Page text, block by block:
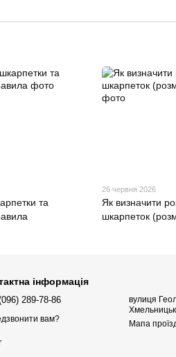
та
26 червня 2026
Як визначити
шкарпеток
інформація
289-78-86
вам?
вулиця
Мапа